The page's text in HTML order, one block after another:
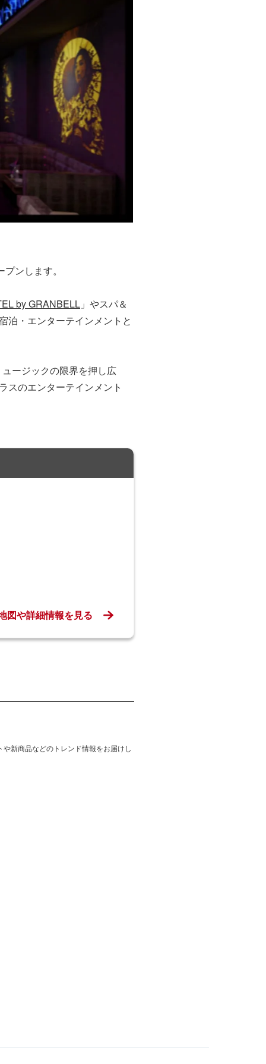
ンします。
by GRANBELL 」やスパ＆
泊・エンターテインメントと
ージックの限界を押し広
スのエンターテインメント
図や詳細情報を見る
新商品などのトレンド情報をお届けし